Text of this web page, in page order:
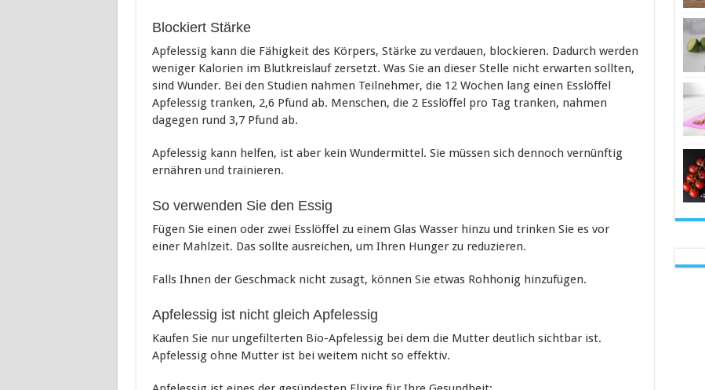
Blockiert Stärke
Apfelessig kann die Fähigkeit des Körpers, Stärke zu verdauen, blockieren. Dadurch werden
weniger Kalorien im Blutkreislauf zersetzt. Was Sie an dieser Stelle nicht erwarten sollten,
sind Wunder. Bei den Studien nahmen Teilnehmer, die 12 Wochen lang einen Esslöffel
Apfelessig tranken, 2,6 Pfund ab. Menschen, die 2 Esslöffel pro Tag tranken, nahmen
dagegen rund 3,7 Pfund ab.
Apfelessig kann helfen, ist aber kein Wundermittel. Sie müssen sich dennoch vernünftig
ernähren und trainieren.
So verwenden Sie den Essig
Fügen Sie einen oder zwei Esslöffel zu einem Glas Wasser hinzu und trinken Sie es vor
einer Mahlzeit. Das sollte ausreichen, um Ihren Hunger zu reduzieren.
Falls Ihnen der Geschmack nicht zusagt, können Sie etwas Rohhonig hinzufügen.
Apfelessig ist nicht gleich Apfelessig
Kaufen Sie nur ungefilterten Bio-Apfelessig bei dem die Mutter deutlich sichtbar ist.
Apfelessig ohne Mutter ist bei weitem nicht so effektiv.